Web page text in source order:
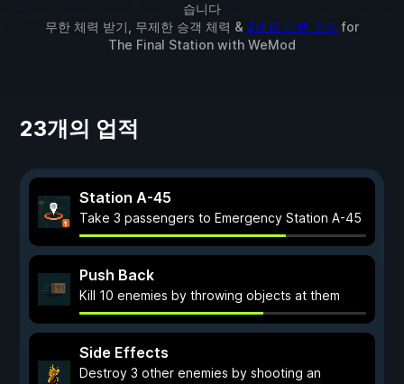
습니다
무한 체력 받기, 무제한 승객 체력 & 2개의 다른 모드 for
The Final Station with WeMod
23개의 업적
Station A-45
Take 3 passengers to Emergency Station A-45
Push Back
Kill 10 enemies by throwing objects at them
Side Effects
Destroy 3 other enemies by shooting an